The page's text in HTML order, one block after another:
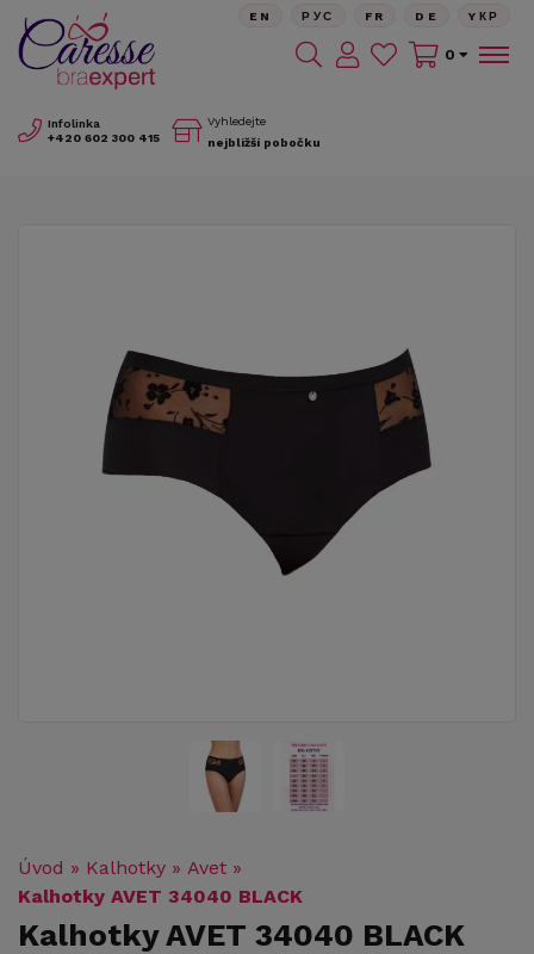
Infolinka
+420 602 300 415
Vyhledejte
nejbližší pobočku
EN РУС FR DE YКР
0
Úvod » Kalhotky » Avet »
Kalhotky AVET 34040 BLACK
Kalhotky AVET 34040 BLACK